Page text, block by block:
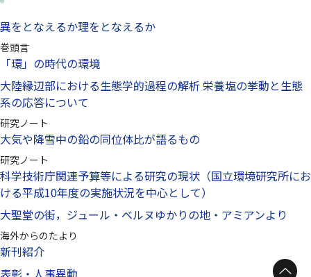
異をとなえるか理をとなえるか
巻頭言
「環」の時代の環境
大陸縁辺部における生態学的過程の解析 栄養塩の挙動と生態
系の応答について
研究ノート
大気や降雪中の鉛の同位体比が語るもの
研究ノート
科学技術庁関連予算等による研究の現状（国立環境研究所にお
ける平成10年度の実施状況を中心として）
大聖堂の街，ジュール・ベルヌゆかりの地・アミアンより
海外からのたより
新刊紹介
表彰・人事異動